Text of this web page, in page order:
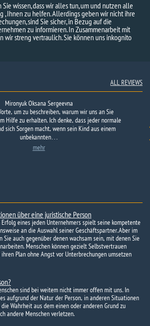
wissen, dass wir alles tun, um und nutzen alle
, Ihnen zu helfen. Allerdings geben wir nicht ihre
sind Sie sicher, in Bezug auf die
zu informieren. In Zusammenarbeit mit
wir streng vertraulich. Sie können uns inkognito
ALL REVIEWS
Mironyuk Oksana Sergeevna
um zu beschreiben, warum wir uns an Sie
Hilfe zu erhalten. Ich denke, dass jeder normale
sich Sorgen macht, wenn sein Kind aus einem
unbekannten…
mehr
über eine juristische Person
eines jeden Unternehmers spielt seine kompetente
an die Auswahl seiner Geschäftspartner. Aber im
Sie auch gegenüber denen wachsam sein, mit denen Sie
Menschen können gezielt Selbstvertrauen
Plan ohne Angst vor Unterbrechungen umsetzen
sind bei weitem nicht immer offen mit uns. In
aufgrund der Natur der Person, in anderen Situationen
Wahrheit aus dem einen oder anderen Grund zu
andere Menschen verletzen.